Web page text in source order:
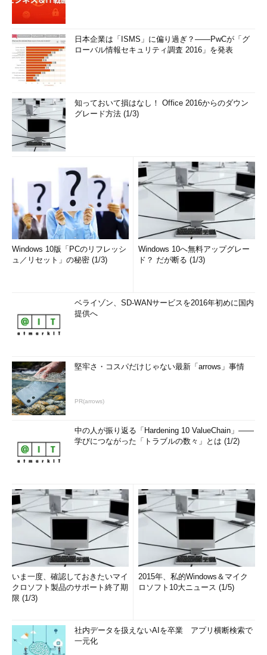
日本企業は「ISMS」に偏り過ぎ？――PwCが「グ
ローバル情報セキュリティ調査 2016」を発表
知っておいて損はなし！ Office 2016からのダウン
グレード方法 (1/3)
Windows 10版「PCのリフレッシ
ュ／リセット」の秘密 (1/3)
Windows 10へ無料アップグレー
ド？ だが断る (1/3)
ベライゾン、SD-WANサービスを2016年初めに国内
提供へ
堅牢さ・コスパだけじゃない最新「arrows」事情
PR(arrows)
中の人が振り返る「Hardening 10 ValueChain」――
学びにつながった「トラブルの数々」とは (1/2)
いま一度、確認しておきたいマイ
クロソフト製品のサポート終了期
限 (1/3)
2015年、私的Windows＆マイク
ロソフト10大ニュース (1/5)
社内データを扱えないAIを卒業 アプリ横断検索で
一元化